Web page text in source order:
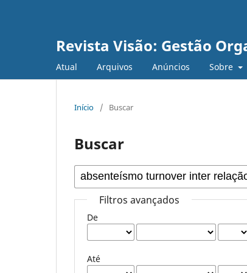
Revista Visão: Gestão
Atual Arquivos Anúncios Sobre
Início / Buscar
Buscar
Filtros avançados
De
Até